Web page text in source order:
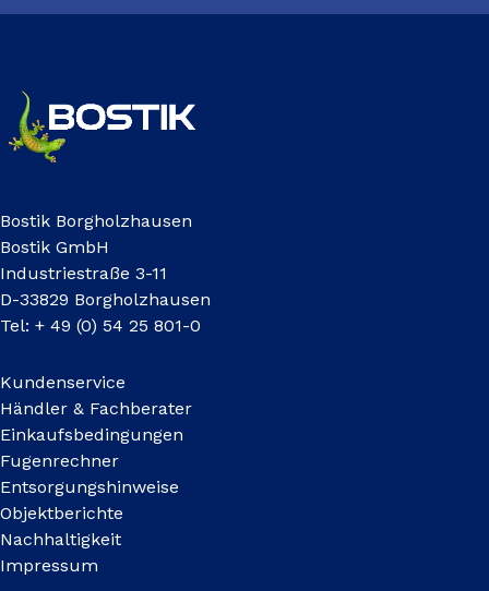
Bostik Borgholzhausen
Bostik GmbH
Industriestraße 3-11
D-33829 Borgholzhausen
Tel: + 49 (0) 54 25 801-0
Kundenservice
Händler & Fachberater
Einkaufsbedingungen
Fugenrechner
Entsorgungshinweise
Objektberichte
Nachhaltigkeit
Impressum